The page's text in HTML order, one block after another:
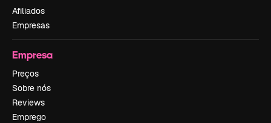
Afiliados
Empresas
Empresa
Preços
Sobre nós
Reviews
Emprego